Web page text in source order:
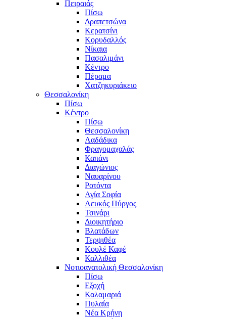
Πειραιάς
Πίσω
Δραπετσώνα
Κερατσίνι
Κορυδαλλός
Νίκαια
Πασαλιμάνι
Κέντρο
Πέραμα
Χατζηκυριάκειο
Θεσσαλονίκη
Πίσω
Κέντρο
Πίσω
Θεσσαλονίκη
Λαδάδικα
Φραγομαχαλάς
Καπάνι
Διαγώνιος
Ναυαρίνου
Ροτόντα
Αγία Σοφία
Λευκός Πύργος
Τσινάρι
Διοικητήριο
Βλατάδων
Τερψιθέα
Κουλέ Καφέ
Καλλιθέα
Νοτιοανατολική Θεσσαλονίκη
Πίσω
Εξοχή
Καλαμαριά
Πυλαία
Νέα Κρήνη